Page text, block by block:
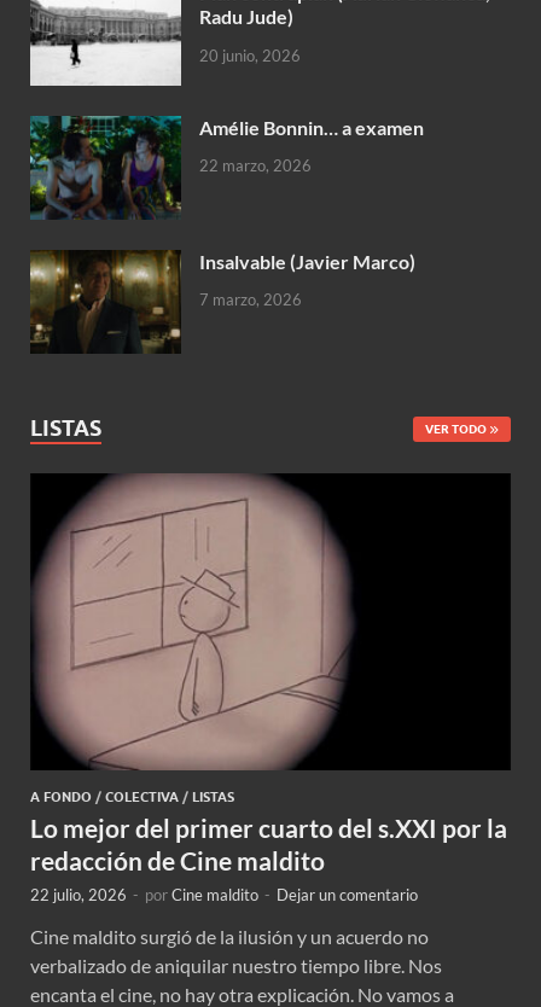
Radu Jude)
20 junio, 2026
Amélie Bonnin… a examen
22 marzo, 2026
Insalvable (Javier Marco)
7 marzo, 2026
LISTAS VER TODO
A FONDO / COLECTIVA / LISTAS
Lo mejor del primer cuarto del s.XXI por la
redacción de Cine maldito
22 julio, 2026 - porCine maldito - Dejar un comentario
Cine maldito surgió de la ilusión y un acuerdo no
verbalizado de aniquilar nuestro tiempo libre. Nos
encanta el cine, no hay otra explicación. No vamos a